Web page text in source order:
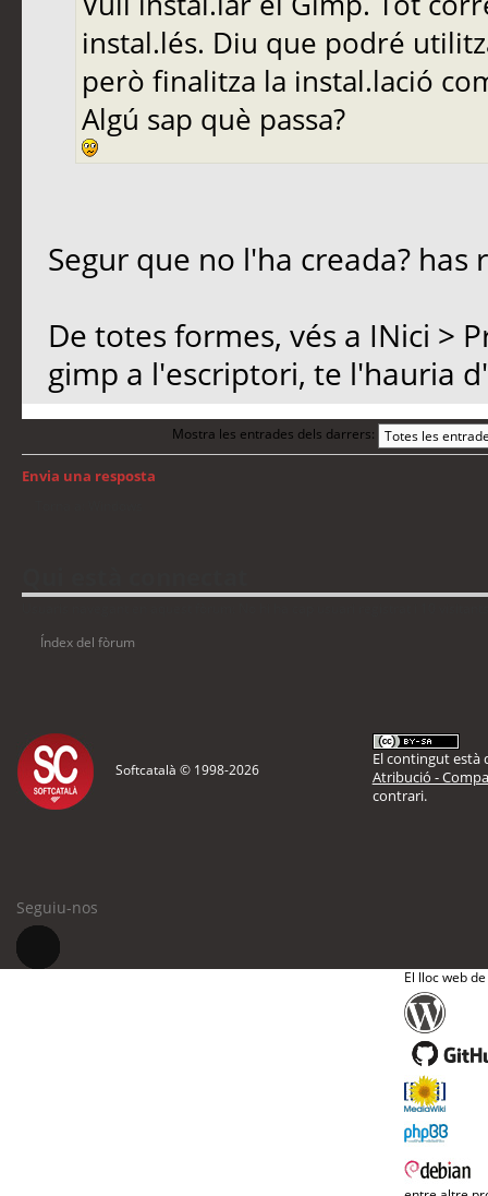
instal.lés. Diu que podré
però finalitza la instal.lació
Algú sap què passa?
Segur que no l'ha creada?
De totes formes, vés a INici >
gimp a l'escriptori, te l'hauria
Mostra les entrades dels darrers:
Envia una resposta
Índex del fòrum
Softcatalà © 1998-2026
El contingut està
Atribució -
contrari.
Seguiu-nos
El lloc web